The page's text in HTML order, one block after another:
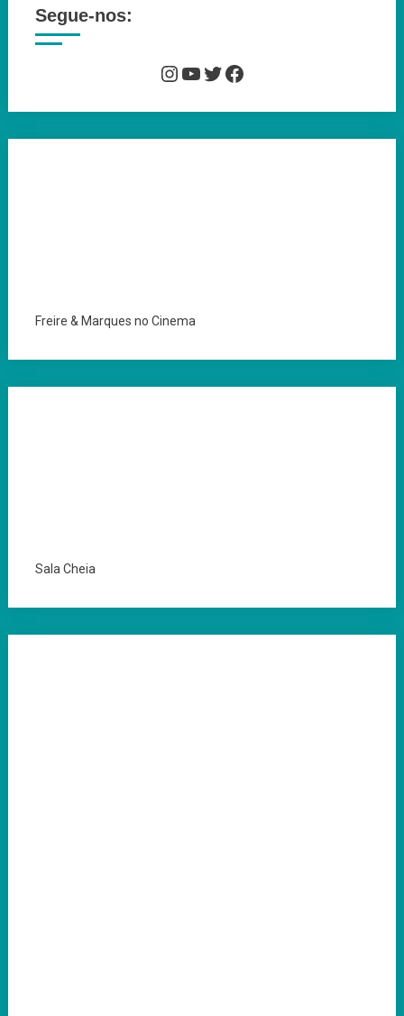
Segue-nos:
Instagram
YouTube
Twitter
Facebook
Freire & Marques no Cinema
Sala Cheia